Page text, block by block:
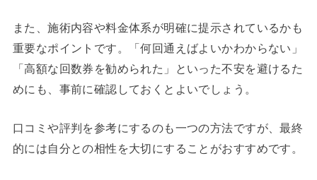
また、施術内容や料金体系が明確に提示されているかも
重要なポイントです。「何回通えばよいかわからない」
「高額な回数券を勧められた」といった不安を避けるた
めにも、事前に確認しておくとよいでしょう。
口コミや評判を参考にするのも一つの方法ですが、最終
的には自分との相性を大切にすることがおすすめです。